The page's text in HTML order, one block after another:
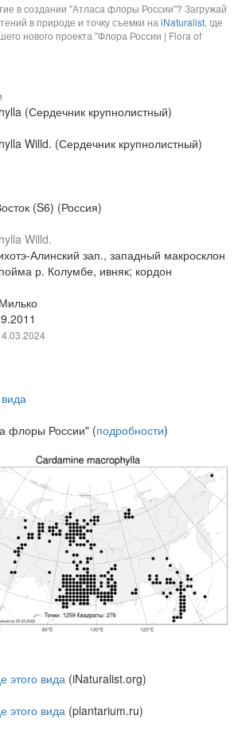
в создании "Атласа флоры России"? Загружай
в природе и точку съемки на iNaturalist, где
нового проекта "Флора России | Flora of
(Сердечник крупнолистный)
Willd. (Сердечник крупнолистный)
(S6) (Россия)
Willd.
Алинский зап., западный макросклон
р. Колумбе, ивняк; кордон
Милько
флоры России" (подробности)
этого вида (iNaturalist.org)
этого вида (plantarium.ru)